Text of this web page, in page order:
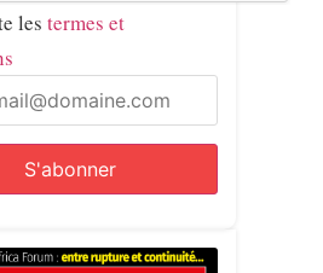
les termes et